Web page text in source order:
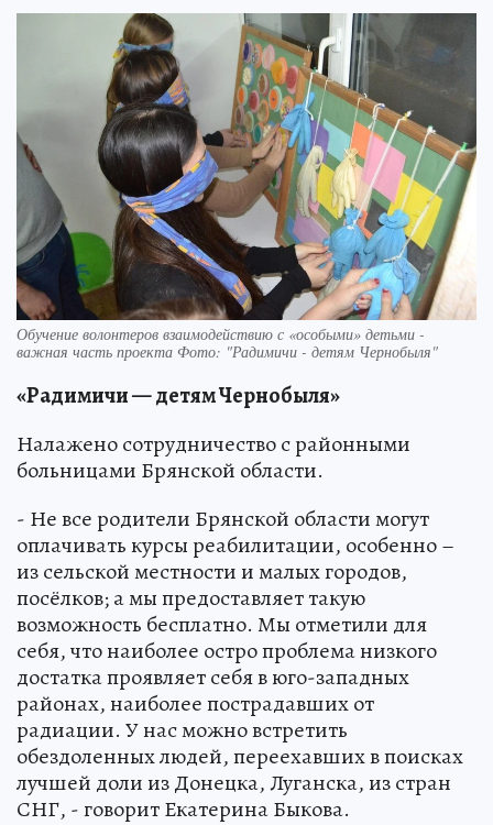
Обучение волонтеров взаимодействию с «особыми» детьми -
важная часть проекта Фото: "Радимичи - детям Чернобыля"
«Радимичи — детям Чернобыля»
Налажено сотрудничество с районными
больницами Брянской области.
- Не все родители Брянской области могут
оплачивать курсы реабилитации, особенно –
из сельской местности и малых городов,
посёлков; а мы предоставляет такую
возможность бесплатно. Мы отметили для
себя, что наиболее остро проблема низкого
достатка проявляет себя в юго-западных
районах, наиболее пострадавших от
радиации. У нас можно встретить
обездоленных людей, переехавших в поисках
лучшей доли из Донецка, Луганска, из стран
СНГ, - говорит Екатерина Быкова.